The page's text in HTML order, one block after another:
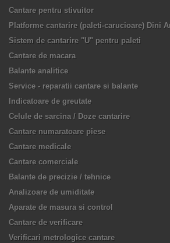
Cantare pentru stivuitor
Platforme cantarire (paleti-carucioare) Dini
Sistem de cantarire "U" pentru paleti
Cantare de macara
Balante analitice
Service - reparatii cantare si balante
Indicatoare de greutate
Celule de sarcina / Doze cantarire
Cantare numaratoare piese
Cantare medicale
Cantare comerciale
Balante de precizie / tehnice
Analizoare de umiditate
Aparate de masura si control
Cantare de verificare
Verificari metrologice cantare